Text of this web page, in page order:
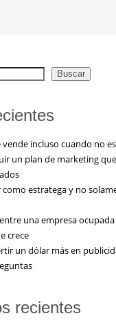
Buscar
vende incluso cuando no
un plan de marketing
como estratega y no
una empresa
crece
un dólar más en
recientes